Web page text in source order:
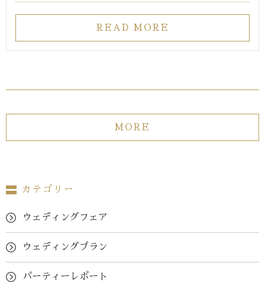
READ MORE
MORE
カテゴリー
ウェディングフェア
ウェディングプラン
パーティーレポート